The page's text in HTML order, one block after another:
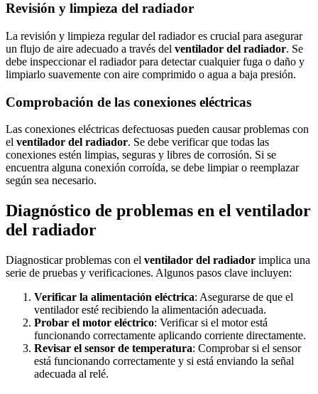
Revisión y limpieza del radiador
La revisión y limpieza regular del radiador es crucial para asegurar
un flujo de aire adecuado a través del ventilador del radiador. Se
debe inspeccionar el radiador para detectar cualquier fuga o daño y
limpiarlo suavemente con aire comprimido o agua a baja presión.
Comprobación de las conexiones eléctricas
Las conexiones eléctricas defectuosas pueden causar problemas con
el ventilador del radiador. Se debe verificar que todas las
conexiones estén limpias, seguras y libres de corrosión. Si se
encuentra alguna conexión corroída, se debe limpiar o reemplazar
según sea necesario.
Diagnóstico de problemas en el ventilador
del radiador
Diagnosticar problemas con el ventilador del radiador implica una
serie de pruebas y verificaciones. Algunos pasos clave incluyen:
Verificar la alimentación eléctrica: Asegurarse de que el
ventilador esté recibiendo la alimentación adecuada.
Probar el motor eléctrico: Verificar si el motor está
funcionando correctamente aplicando corriente directamente.
Revisar el sensor de temperatura: Comprobar si el sensor
está funcionando correctamente y si está enviando la señal
adecuada al relé.